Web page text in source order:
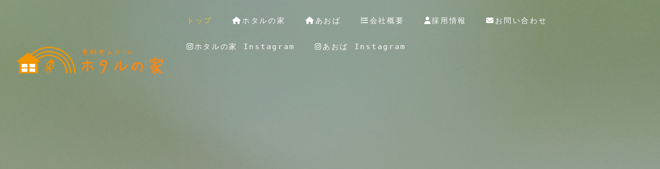
トップ ホタルの家 あおば 会社概要 採用情報 お問い合わせ
ホタルの家 Instagram あおば Instagram